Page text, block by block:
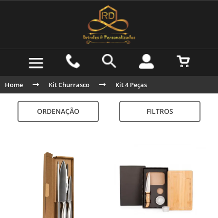
Home Kit Churrasco Kit 4 Peças
ORDENAÇÃO FILTROS